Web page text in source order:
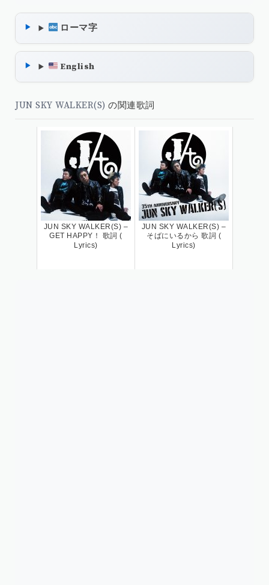
ローマ字
English
JUN SKY WALKER(S) の関連歌詞
JUN SKY WALKER(S) –
GET HAPPY！ 歌詞 (
Lyrics)
JUN SKY WALKER(S) –
そばにいるから 歌詞 (
Lyrics)